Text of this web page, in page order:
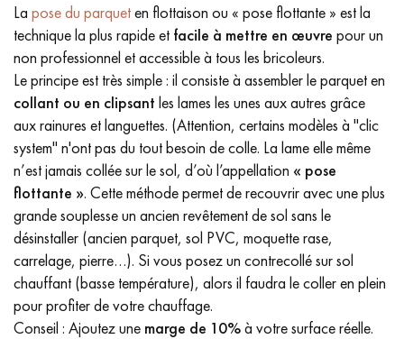
La pose du parqueten flottaison ou « pose flottante » est la
technique la plus rapide et facile à mettre en œuvre pour un
non professionnel et accessible à tous les bricoleurs.
Le principe est très simple : il consiste à assembler le parquet en
collant ou en clipsant les lames les unes aux autres grâce
aux rainures et languettes. (Attention, certains modèles à "clic
system" n'ont pas du tout besoin de colle. La lame elle même
n’est jamais collée sur le sol, d’où l’appellation « pose
flottante ». Cette méthode permet de recouvrir avec une plus
grande souplesse un ancien revêtement de sol sans le
désinstaller (ancien parquet, sol PVC, moquette rase,
carrelage, pierre…). Si vous posez un contrecollé sur sol
chauffant (basse température), alors il faudra le coller en plein
pour profiter de votre chauffage.
Conseil : Ajoutez une marge de 10%à votre surface réelle.